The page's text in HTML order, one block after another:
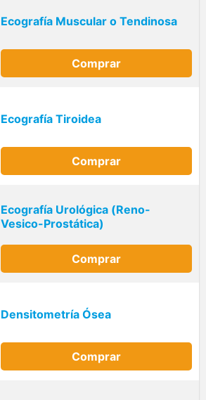
Ecografía Muscular o Tendinosa
Comprar
Ecografía Tiroidea
Comprar
Ecografía Urológica (Reno-
Vesico-Prostática)
Comprar
Densitometría Ósea
Comprar